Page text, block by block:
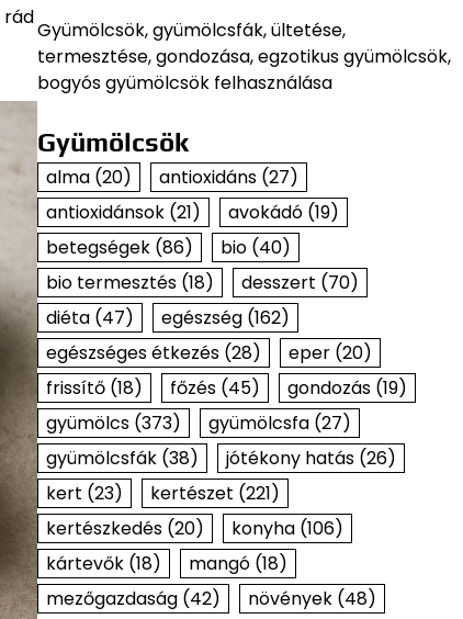
rád
Gyümölcsök, gyümölcsfák, ültetése,
termesztése, gondozása, egzotikus gyümölcsök,
bogyós gyümölcsök felhasználása
Gyümölcsök
alma(20) antioxidáns(27)
antioxidánsok(21) avokádó(19)
betegségek(86) bio(40)
bio termesztés(18) desszert (70)
diéta(47) egészség(162)
egészséges étkezés(28) eper(20)
frissítő(18) főzés(45) gondozás(19)
gyümölcs(373) gyümölcsfa(27)
gyümölcsfák(38) jótékony hatás(26)
kert (23) kertészet (221)
kertészkedés(20) konyha(106)
kártevők(18) mangó(18)
mezőgazdaság(42) növények(48)